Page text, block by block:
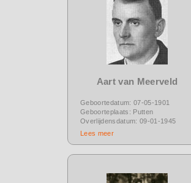
Aart van Meerveld
Geboortedatum: 07-05-1901
Geboorteplaats: Putten
Overlijdensdatum: 09-01-1945
Lees meer